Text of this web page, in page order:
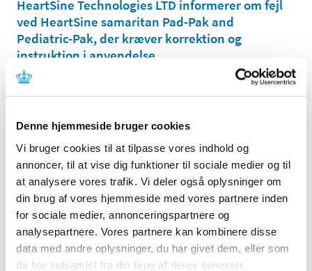
Denne hjemmeside bruger cookies
Vi bruger cookies til at tilpasse vores indhold og
annoncer, til at vise dig funktioner til sociale medier og til
at analysere vores trafik. Vi deler også oplysninger om
din brug af vores hjemmeside med vores partnere inden
for sociale medier, annonceringspartnere og
analysepartnere. Vores partnere kan kombinere disse
data med andre oplysninger, du har givet dem, eller som
de har indsamlet fra din brug af deres tjenester.
HeartSine Technologies LTD informerer om fejl
ved HeartSine samaritan Pad-Pak and
Pediatric-Pak, der kræver korrektion og
instruktion i anvendelse
|15. oktober 2025
Sectra AB meddeler opdatering af Sectra
RIS(E)
|15. oktober 2025|
Denne meddelelse indeholder information om en
opdatering af udstyrets vejledning.
Etac Supply Center AB tilbagetrækker Kaskad
og udskifter de berørte enheder